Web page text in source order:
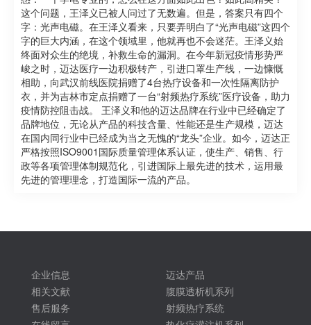
这个问题，王泽义已被人问过了无数遍。但是，答案只有四个
字：光声电磁。在王泽义看来，只要弄明白了“光声电磁”这四个
字的巨大内涵，在这个领域里，他就再也不会迷茫。王泽义始
终面对众生的绝境，补救生命的漏洞。在今年新冠疫情形势严
峻之时，迈达医疗一边积极转产，引进口罩生产线，一边慷慨
相助，向武汉前线医院捐赠了4台热疗设备和一次性隔离防护
衣，并为吉林市定点捐赠了一台“射频热疗系统”医疗设备，助力
疫情防控阻击战。 王泽义和他的迈达品牌在行业中已经确定了
品牌地位，无论从产品的科技含量、性能还是生产规模，迈达
在国内同行业中已经成为当之无愧的“龙头”企业。如今，迈达正
严格按照ISO9001国际质量管理体系认证，使生产、销售、行
政等各项管理体制规范化，引进国际上最先进的技术，运用最
先进的管理理念，打造国际一流的产品。
企业信息
相关文献
售后服务
迈达产品
腹膜透析机系列
射频热疗系统